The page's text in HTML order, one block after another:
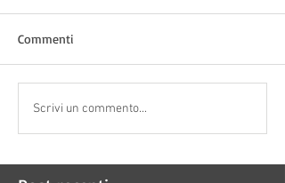
Commenti
Scrivi un commento...